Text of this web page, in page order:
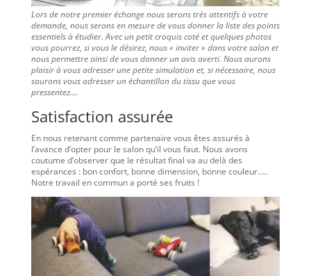
Lors de notre premier échange nous serons très attentifs à votre
demande, nous serons en mesure de vous donner la liste des points
essentiels à étudier. Avec un petit croquis coté et quelques photos
vous pourrez, si vous le désirez, nous « inviter » dans votre salon et
nous permettre ainsi de vous donner un avis averti. Nous aurons
plaisir à vous adresser une petite simulation et, si nécessaire, nous
saurons vous adresser un échantillon du tissu que vous
pressentez….
Satisfaction assurée
En nous retenant comme partenaire vous êtes assurés à
l’avance d’opter pour le salon qu’il vous faut. Nous avons
coutume d’observer que le résultat final va au delà des
espérances : bon confort, bonne dimension, bonne couleur…..
Notre travail en commun a porté ses fruits !